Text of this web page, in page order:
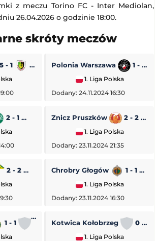
z meczu Torino FC - Inter Mediolan,
26.04.2026 o godzinie 18:00.
skróty meczów
5 - 1 Polonia Warszawa 1 - 0
1. Liga Polska
Dodany: 24.11.2024 16:30
2 - 1 Pogoń Siedlce
Znicz Pruszków 2 - 2
1. Liga Polska
Dodany: 23.11.2024 21:35
2 - 2 GKS Tychy
Chrobry Głogów 1 - 1
1. Liga Polska
Dodany: 23.11.2024 16:30
1 - 1 Stal Rzeszów
Kotwica Kołobrzeg 0 - 5
1. Liga Polska